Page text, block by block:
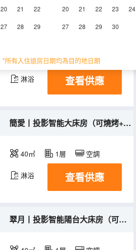
20 21 22
27 28 29
20 21 22 23 24
27 28 29 30
*所有入住退房日期均為目的地日期
40㎡ 2層 空調
淋浴 查看供應
簡愛丨投影智能大床房（可燒烤+棋牌桌）
40㎡ 1層 空調
淋浴 查看供應
翠月丨投影智能陽台大床房（可燒烤+棋牌桌）